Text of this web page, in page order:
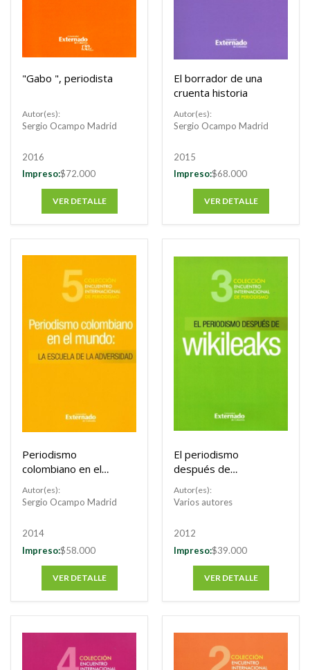
Buscar
"Gabo ", periodista
Autor(es):
Sergio Ocampo Madrid
2016
Impreso:$72.000
VER DETALLE
El borrador de una
cruenta historia
Autor(es):
Sergio Ocampo Madrid
2015
Impreso:$68.000
VER DETALLE
Periodismo
colombiano en el
mundo.
Autor(es):
Sergio Ocampo Madrid
2014
Impreso:$58.000
VER DETALLE
El periodismo
después de
wikileaks
Autor(es):
Varios autores
2012
Impreso:$39.000
VER DETALLE